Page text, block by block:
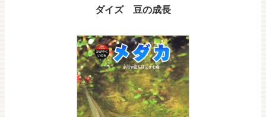
ダイズ 豆の成長